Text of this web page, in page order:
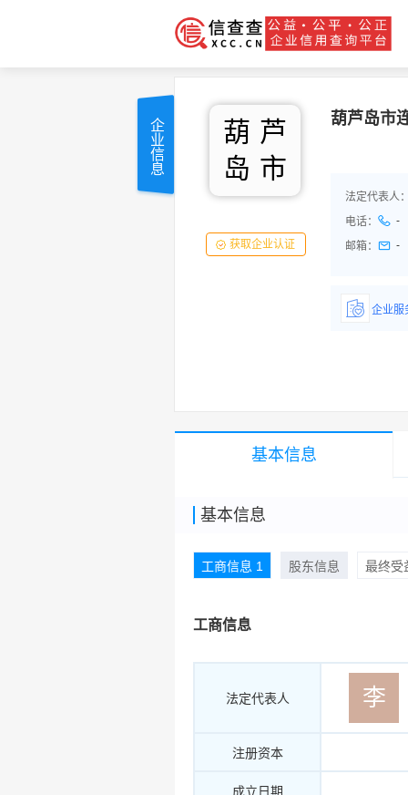
葫 芦
岛 市
获取企业认证
葫芦岛市
法定代表人
电话：
-
邮箱： -
企业服
企业信息
基本信息
基本信息
工商信息 1 股东信息 最终受
工商信息
法定代表人 李
注册资本
成立日期